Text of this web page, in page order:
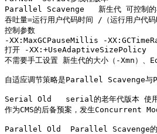
Parallel Scavenge   新生代 可控制的吞
吞吐量=运行用户代码时间 /（运行用户代码
控制参数
-XX:MaxGCPauseMillis -
打开 -XX:+UseAdaptiveSizePolicy
不需要手工设置 新生代的大小（-Xmn
自适应调节策略是Parallel Scavenge与
Serial Old   serial的老年代版本 使用
作为CMS的后备预案，发生Concurrent
Parallel Old  Parallel Scavenge的老